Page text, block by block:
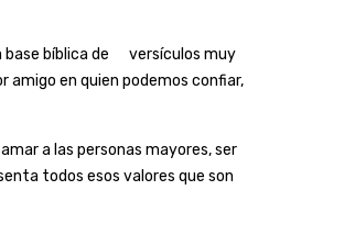
base bíblica de versículos muy
en quien podemos confiar,
a las personas mayores, ser
todos esos valores que son